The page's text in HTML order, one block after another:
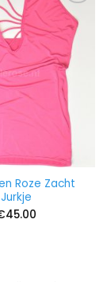
Roze Zacht
Jurkje
45.00